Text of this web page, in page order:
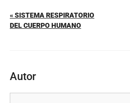
« SISTEMA RESPIRATORIO
DEL CUERPO HUMANO
Autor